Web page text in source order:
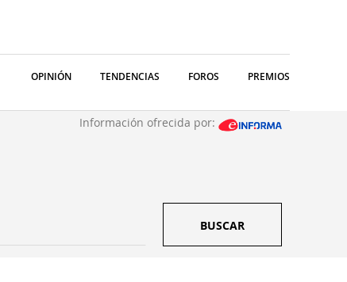
OPINIÓN TENDENCIAS FOROS PREMIOS
Información ofrecida por:
BUSCAR